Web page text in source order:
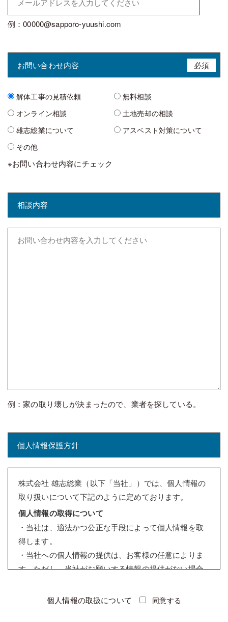
例：00000@sapporo-yuushi.com
お問い合わせ内容 必須
解体工事の見積依頼
無料相談
オンライン相談
土地売却の相談
雄志総業について
アスベスト対策について
その他
※お問い合わせ内容にチェック
相談内容
例：家の取り壊しが決まったので、業者を探している。
個人情報保護方針
株式会社 雄志総業（以下「当社」）では、個人情報の
取り扱いについて下記のように定めております。
個人情報の取得について
・当社は、適法かつ公正な手段によって個人情報を取
得します。
・当社への個人情報の提供は、お客様の任意によりま
す。ただし、当社がお願いする情報の提供がない場合
個人情報の利用について
個人情報の取扱について 同意する